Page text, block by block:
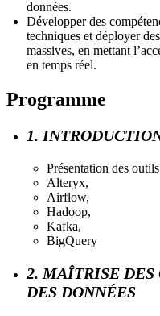
données.
Développer des
techniques et déployer
massives, en mettant
en temps réel.
Programme
1.
Présentation des
Alteryx,
Airflow,
Hadoop,
Kafka,
BigQuery
2. MAÎTRISE
DES DONNÉES